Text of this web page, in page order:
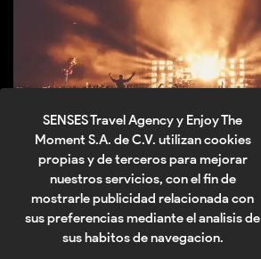
SENSES Travel Agency y Enjoy The
Moment S.A. de C.V. utilizan cookies
propias y de terceros para mejorar
nuestros servicios, con el fin de
mostrarle publicidad relacionada con
sus preferencias mediante el analisis de
sus habitos de navegacion.